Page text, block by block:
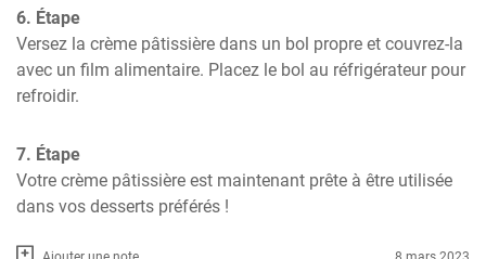
6. Étape
Versez la crème pâtissière dans un bol propre et couvrez-la
avec un film alimentaire. Placez le bol au réfrigérateur pour
refroidir.
7. Étape
Votre crème pâtissière est maintenant prête à être utilisée
dans vos desserts préférés !